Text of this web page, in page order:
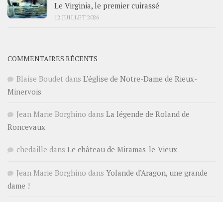
Le Virginia, le premier cuirassé
12 JUILLET 2026
COMMENTAIRES RÉCENTS
Blaise Boudet dans L’église de Notre-Dame de Rieux-
Minervois
Jean Marie Borghino dans La légende de Roland de
Roncevaux
chedaille dans Le château de Miramas-le-Vieux
Jean Marie Borghino dans Yolande d’Aragon, une grande
dame !